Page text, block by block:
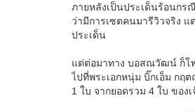
ภายหลังเป็นประเด็นร้อนกร
ว่ามีการเซตคนมารีวิวจริง
ประเด็น
แต่ต่อมาทาง บอสณวัฒน์ ก็โ
ไปที่พระเอกหนุ่ม บิ๊กเอ็ม กฤต
1 ใบ จากยอดรวม 4 ใบ ของ